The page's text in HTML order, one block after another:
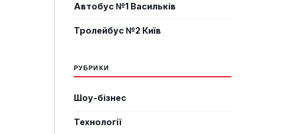
Автобус №1 Васильків
Тролейбус №2 Київ
РУБРИКИ
Шоу-бізнес
Технології